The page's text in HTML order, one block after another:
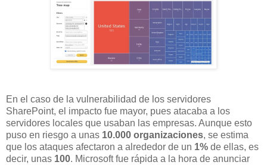
En el caso de la vulnerabilidad de los servidores
SharePoint, el impacto fue mayor, pues atacaba a los
servidores locales que usaban las empresas. Aunque esto
puso en riesgo a unas 10.000 organizaciones, se estima
que los ataques afectaron a alrededor de un 1% de ellas, es
decir, unas 100. Microsoft fue rápida a la hora de anunciar